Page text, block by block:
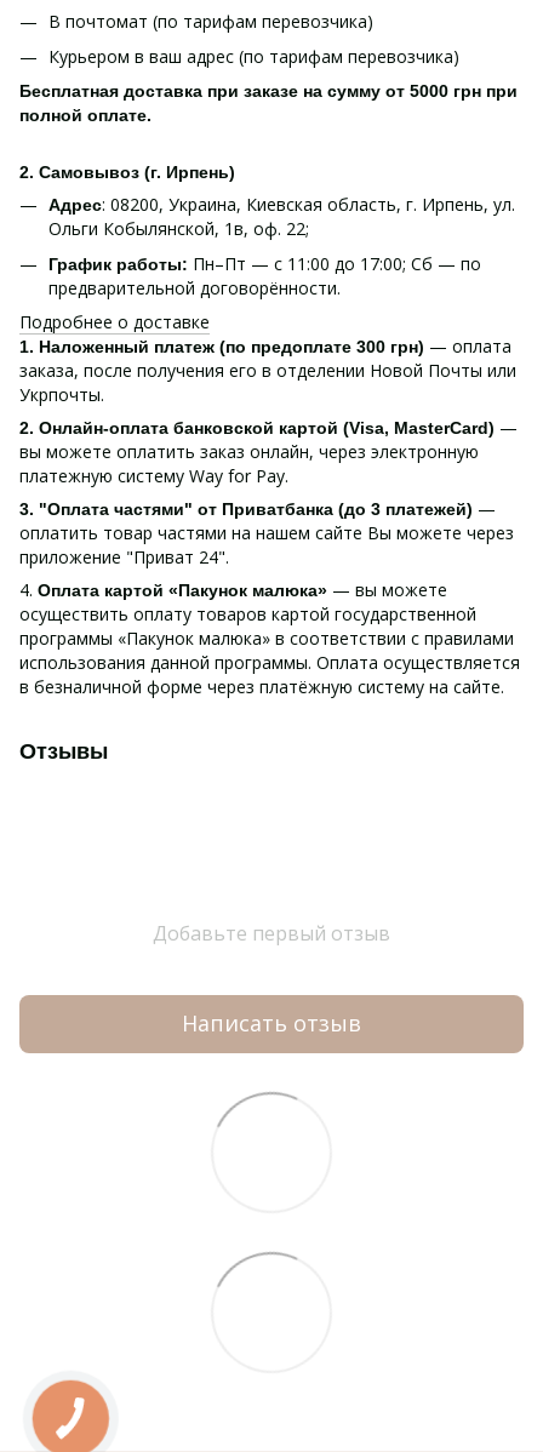
В почтомат (по тарифам перевозчика)
Курьером в ваш адрес (по тарифам перевозчика)
Бесплатная доставка при заказе на сумму от 5000 грн при
полной оплате.
2. Самовывоз (г. Ирпень)
Адрес: 08200, Украина, Киевская область, г. Ирпень, ул.
Ольги Кобылянской, 1в, оф. 22;
График работы: Пн–Пт — с 11:00 до 17:00; Сб — по
предварительной договорённости.
Подробнее о доставке
1. Наложенный платеж (по предоплате 300 грн) — оплата
заказа, после получения его в отделении Новой Почты или
Укрпочты.
2. Онлайн-оплата банковской картой (Visa, MasterCard) —
вы можете оплатить заказ онлайн, через электронную
платежную систему Way for Pay.
3. "Оплата частями" от Приватбанка (до 3 платежей) —
оплатить товар частями на нашем сайте Вы можете через
приложение "Приват 24".
4. Оплата картой «Пакунок малюка» — вы можете
осуществить оплату товаров картой государственной
программы «Пакунок малюка» в соответствии с правилами
использования данной программы. Оплата осуществляется
в безналичной форме через платёжную систему на сайте.
Отзывы
Добавьте первый отзыв
Написать отзыв